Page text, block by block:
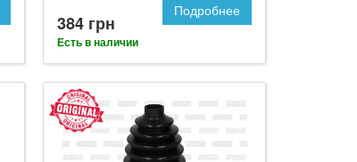
384 грн
Есть в наличии
Подробнее